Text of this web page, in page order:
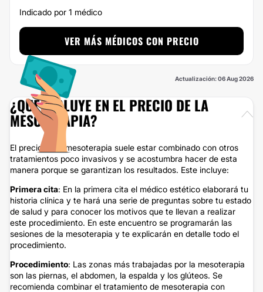
Indicado por 1 médico
VER MÁS MÉDICOS CON PRECIO
Actualización: 06 Aug 2026
¿QUÉ INCLUYE EN EL PRECIO DE LA
MESOTERAPIA?
El precio de la mesoterapia suele estar combinado con otros
tratamientos poco invasivos y se acostumbra hacer de esta
manera porque se garantizan los resultados. Este incluye:
Primera cita: En la primera cita el médico estético elaborará tu
historia clínica y te hará una serie de preguntas sobre tu estado
de salud y para conocer los motivos que te llevan a realizar
este procedimiento. En este encuentro se programarán las
sesiones de la mesoterapia y te explicarán en detalle todo el
procedimiento.
Procedimiento: Las zonas más trabajadas por la mesoterapia
son las piernas, el abdomen, la espalda y los glúteos. Se
recomienda combinar el tratamiento de mesoterapia con